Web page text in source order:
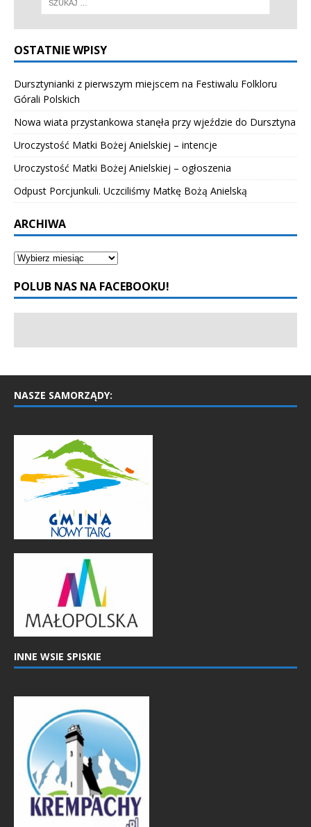
OSTATNIE WPISY
Dursztynianki z pierwszym miejscem na Festiwalu Folkloru
Górali Polskich
Nowa wiata przystankowa stanęła przy wjeździe do Dursztyna
Uroczystość Matki Bożej Anielskiej – intencje
Uroczystość Matki Bożej Anielskiej – ogłoszenia
Odpust Porcjunkuli. Uczciliśmy Matkę Bożą Anielską
ARCHIWA
POLUB NAS NA FACEBOOKU!
NASZE SAMORZĄDY:
INNE WSIE SPISKIE